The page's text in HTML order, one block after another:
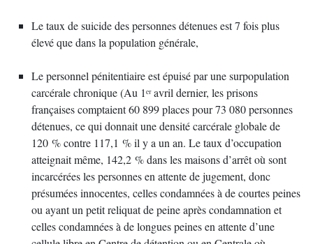
Le taux de suicide des personnes détenues est 7 fois plus
élevé que dans la population générale,
Le personnel pénitentiaire est épuisé par une surpopulation
carcérale chronique (Au 1ᵉʳ avril dernier, les prisons
françaises comptaient 60 899 places pour 73 080 personnes
détenues, ce qui donnait une densité carcérale globale de
120 % contre 117,1 % il y a un an. Le taux d’occupation
atteignait même, 142,2 % dans les maisons d’arrêt où sont
incarcérées les personnes en attente de jugement, donc
présumées innocentes, celles condamnées à de courtes peines
ou ayant un petit reliquat de peine après condamnation et
celles condamnées à de longues peines en attente d’une